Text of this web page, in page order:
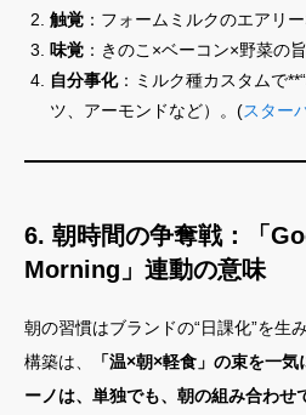
触覚 ：フォームミルクのエアリ
味覚 ：きのこ×ベーコン×野菜の
自分事化：ミルク種カスタムで
ツ、アーモンドなど）。(スター
6. 朝時間の争奪戦：「
Morning」連動の意味
朝の習慣はブランドの“日課化”を生
構築は、
「温×朝×軽食」の束を一
ーノは、単独でも、朝の組み合わせ